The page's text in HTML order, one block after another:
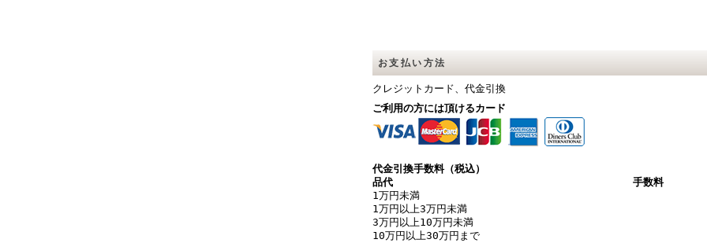
お支払い方法
クレジットカード、代金引換
ご利用の方には頂けるカード
代金引換手数料（税込）
品代
手数料
1万円未満
1万円以上3万円未満
3万円以上10万円未満
10万円以上30万円まで